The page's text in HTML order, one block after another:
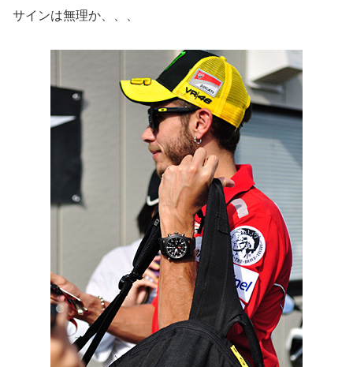
サインは無理か、、、